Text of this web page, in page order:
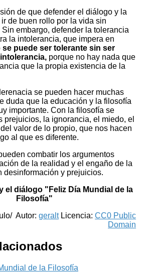
de que defender el diálogo y la
de buen rollo por la vida sin
embargo, defender la tolerancia
la intolerancia, que impera en
se puede ser tolerante sin ser
porque no hay nada que
que la propia existencia de la
se pueden hacer muchas
duda que la educación y la filosofía
importante. Con la filosofía se
prejuicios, la ignorancia, el miedo, el
valor de lo propio, que nos hacen
al que es diferente.
combatir los argumentos
de la realidad y el engaño de la
desinformación y prejuicios.
el diálogo "Feliz Día Mundial de la
Filosofía"
Autor:geraltLicencia:CC0 Public
Domain